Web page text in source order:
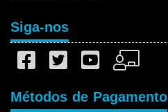
Siga-nos
Métodos de Pagamento